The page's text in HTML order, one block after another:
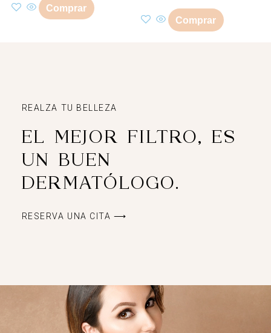
Comprar
Comprar
REALZA TU BELLEZA
EL MEJOR FILTRO, ES
UN BUEN
DERMATÓLOGO.
RESERVA UNA CITA ⟶